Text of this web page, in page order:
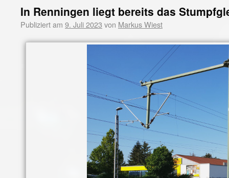
In Renningen liegt bereits das
Publiziert am 9. Juli 2023 von Markus Wiest